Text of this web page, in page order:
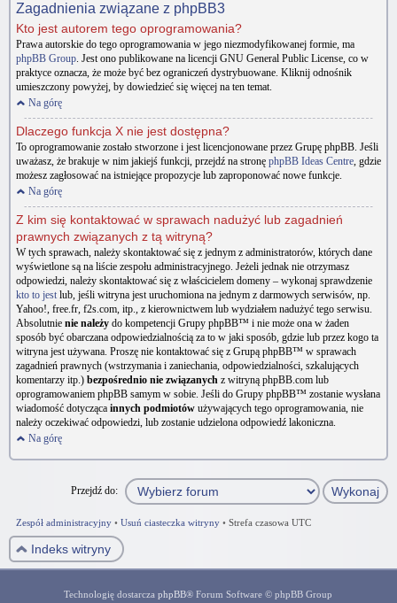
Zagadnienia związane z phpBB3
Kto jest autorem tego oprogramowania?
Prawa autorskie do tego oprogramowania w jego niezmodyfikowanej formie, ma
phpBB Group. Jest ono publikowane na licencji GNU General Public License, co w
praktyce oznacza, że może być bez ograniczeń dystrybuowane. Kliknij odnośnik
umieszczony powyżej, by dowiedzieć się więcej na ten temat.
Na górę
Dlaczego funkcja X nie jest dostępna?
To oprogramowanie zostało stworzone i jest licencjonowane przez Grupę phpBB. Jeśli
uważasz, że brakuje w nim jakiejś funkcji, przejdź na stronę phpBB Ideas Centre, gdzie
możesz zagłosować na istniejące propozycje lub zaproponować nowe funkcje.
Na górę
Z kim się kontaktować w sprawach nadużyć lub zagadnień
prawnych związanych z tą witryną?
W tych sprawach, należy skontaktować się z jednym z administratorów, których dane
wyświetlone są na liście zespołu administracyjnego. Jeżeli jednak nie otrzymasz
odpowiedzi, należy skontaktować się z właścicielem domeny – wykonaj sprawdzenie
kto to jest lub, jeśli witryna jest uruchomiona na jednym z darmowych serwisów, np.
Yahoo!, free.fr, f2s.com, itp., z kierownictwem lub wydziałem nadużyć tego serwisu.
Absolutnie nie należy do kompetencji Grupy phpBB™ i nie może ona w żaden
sposób być obarczana odpowiedzialnością za to w jaki sposób, gdzie lub przez kogo ta
witryna jest używana. Proszę nie kontaktować się z Grupą phpBB™ w sprawach
zagadnień prawnych (wstrzymania i zaniechania, odpowiedzialności, szkalujących
komentarzy itp.) bezpośrednio nie związanych z witryną phpBB.com lub
oprogramowaniem phpBB samym w sobie. Jeśli do Grupy phpBB™ zostanie wysłana
wiadomość dotycząca innych podmiotów używających tego oprogramowania, nie
należy oczekiwać odpowiedzi, lub zostanie udzielona odpowiedź lakoniczna.
Na górę
Przejdź do:
Zespół administracyjny • Usuń ciasteczka witryny • Strefa czasowa UTC
Indeks witryny
Technologię dostarczaphpBB® Forum Software © phpBB Group